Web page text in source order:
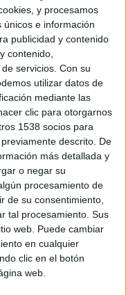
y procesamos
e información
publicidad y contenido
contenido,
servicios. Con su
utilizar datos de
mediante las
clic para otorgarnos
1538 socios para
descrito. De
más detallada y
o negar su
procesamiento de
de su consentimiento,
tal procesamiento. Sus
web. Puede cambiar
en cualquier
clic en el botón
web.
(que pasa del 58,3% a
de aquellos internautas
del 40,3% al 41,5%), dando
on-line de 1.481.292
en torno a 750 euros,
que siguen concentrando la
directa en la web del
por primera vez a la
los datos del negocio
correspondientes al
de la Red, sobre los
que hacen sobre el comercio
a este canal de venta.